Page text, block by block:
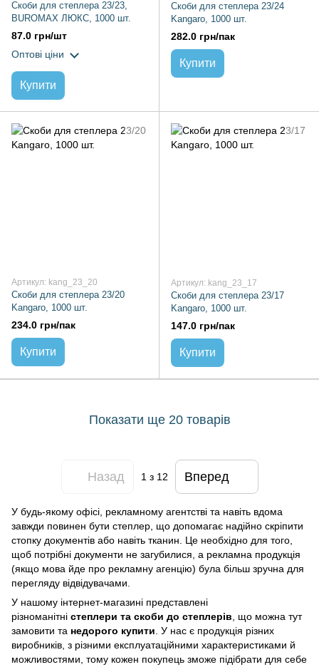
Скоби для степлера 23/23,
BUROMAX ЛЮКС, 1000 шт.
87.0 грн/шт
Оптові ціни
Купити
Скоби для степлера 23/24
Kangaro, 1000 шт.
282.0 грн/пак
Купити
Артикул: kang_23_20
Скоби для степлера 23/20
Kangaro, 1000 шт.
234.0 грн/пак
Купити
Артикул: kang_23_17
Скоби для степлера 23/17
Kangaro, 1000 шт.
147.0 грн/пак
Купити
Показати ще 20 товарів
Назад 1з 12 Вперед
У будь-якому офісі, рекламному агентстві та навіть вдома
завжди повинен бути степлер, що допомагає надійно скріпити
стопку документів або навіть тканин. Це необхідно для того,
щоб потрібні документи не загубилися, а рекламна продукція
(якщо мова йде про рекламну агенцію) була більш зручна для
перегляду відвідувачами.
У нашому інтернет-магазині представлені
різноманітні степлери та скоби до степлерів, що можна тут
замовити та недорого купити. У нас є продукція різних
виробників, з різними експлуатаційними характеристиками й
можливостями, тому кожен покупець зможе підібрати для себе